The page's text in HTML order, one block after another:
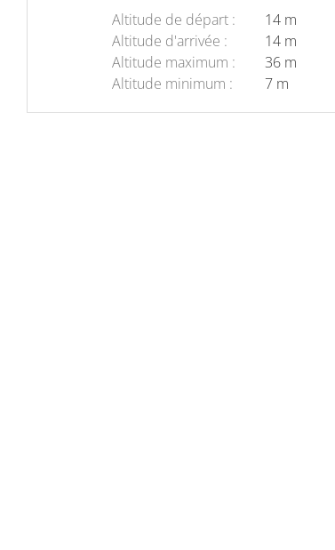
Altitude de départ :
14 m
Altitude d'arrivée :
14 m
Altitude maximum :
36 m
Altitude minimum :
7 m